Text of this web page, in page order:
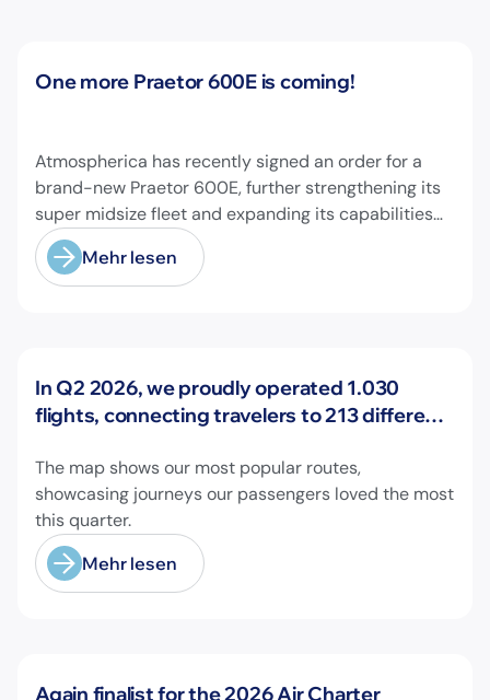
Neuigkeiten
One more Praetor 600E is coming!
Atmospherica has recently signed an order for a
brand-new Praetor 600E, further strengthening its
super midsize fleet and expanding its capabilities
on longer-range missions!
Mehr lesen
Neuigkeiten
In Q2 2026, we proudly operated 1.030
flights, connecting travelers to 213 different
The map shows our most popular routes,
showcasing journeys our passengers loved the most
this quarter.
Mehr lesen
Neuigkeiten
Again finalist for the 2026 Air Charter